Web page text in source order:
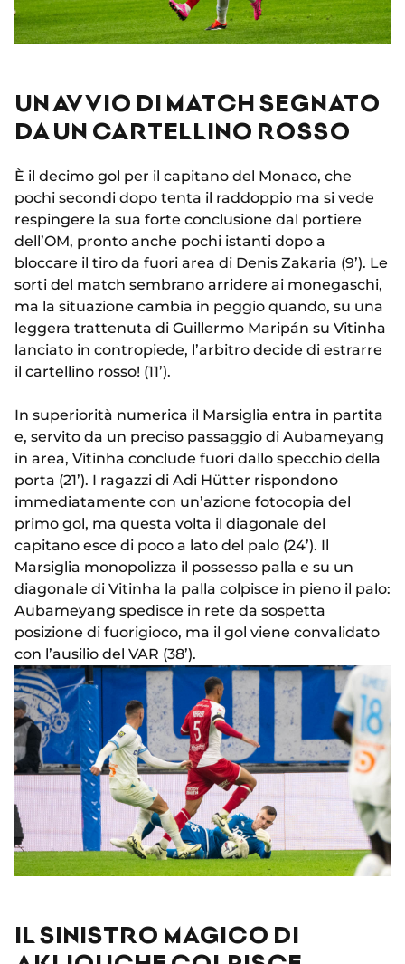
UN AVVIO DI MATCH SEGNATO
DA UN CARTELLINO ROSSO
È il decimo gol per il capitano del Monaco, che
pochi secondi dopo tenta il raddoppio ma si vede
respingere la sua forte conclusione dal portiere
dell’OM, pronto anche pochi istanti dopo a
bloccare il tiro da fuori area di Denis Zakaria (9’). Le
sorti del match sembrano arridere ai monegaschi,
ma la situazione cambia in peggio quando, su una
leggera trattenuta di Guillermo Maripán su Vitinha
lanciato in contropiede, l’arbitro decide di estrarre
il cartellino rosso! (11’).
In superiorità numerica il Marsiglia entra in partita
e, servito da un preciso passaggio di Aubameyang
in area, Vitinha conclude fuori dallo specchio della
porta (21’). I ragazzi di Adi Hütter rispondono
immediatamente con un’azione fotocopia del
primo gol, ma questa volta il diagonale del
capitano esce di poco a lato del palo (24’). Il
Marsiglia monopolizza il possesso palla e su un
diagonale di Vitinha la palla colpisce in pieno il palo:
Aubameyang spedisce in rete da sospetta
posizione di fuorigioco, ma il gol viene convalidato
con l’ausilio del VAR (38’).
IL SINISTRO MAGICO DI